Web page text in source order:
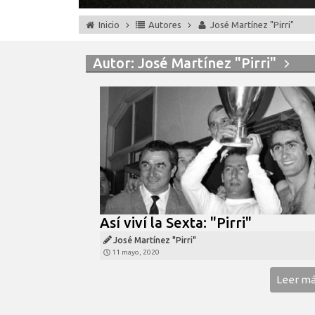
Inicio Autores José Martínez "Pirri"
Autor: José Martínez "Pirri"
Así viví la Sexta: "Pirri"
José Martínez "Pirri"
11 mayo, 2020
Leer